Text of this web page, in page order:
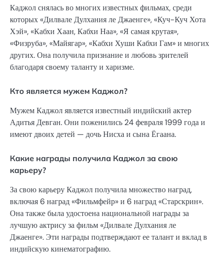
Каджол снялась во многих известных фильмах, среди
которых «Дилвале Дулхания ле Джаенге», «Куч-Куч Хота
Хэй», «Кабхи Хаан, Кабхи Наа», «Я самая крутая»,
«Физруба», «Майягар», «Кабхи Хуши Кабхи Гам» и многих
других. Она получила признание и любовь зрителей
благодаря своему таланту и харизме.
Кто является мужем Каджол?
Мужем Каджол является известный индийский актер
Адитья Девган. Они поженились 24 февраля 1999 года и
имеют двоих детей — дочь Нисха и сына Ёгаана.
Какие награды получила Каджол за свою
карьеру?
За свою карьеру Каджол получила множество наград,
включая 6 наград «Фильмфейр» и 6 наград «Старскрин».
Она также была удостоена национальной награды за
лучшую актрису за фильм «Дилвале Дулхания ле
Джаенге». Эти награды подтверждают ее талант и вклад в
индийскую кинематографию.